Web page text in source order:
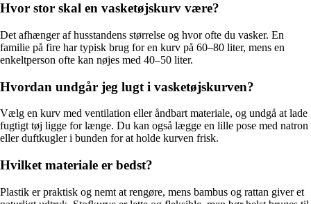
Hvor stor skal en vasketøjskurv være?
Det afhænger af husstandens størrelse og hvor ofte du vasker. En
familie på fire har typisk brug for en kurv på 60–80 liter, mens en
enkeltperson ofte kan nøjes med 40–50 liter.
Hvordan undgår jeg lugt i vasketøjskurven?
Vælg en kurv med ventilation eller åndbart materiale, og undgå at lade
fugtigt tøj ligge for længe. Du kan også lægge en lille pose med natron
eller duftkugler i bunden for at holde kurven frisk.
Hvilket materiale er bedst?
Plastik er praktisk og nemt at rengøre, mens bambus og rattan giver et